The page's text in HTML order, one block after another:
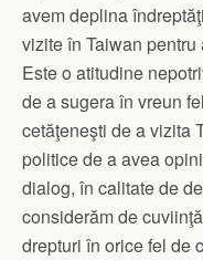
avem deplina
vizite în Taiwan
Este o atitudine
de a sugera în vreun
cetăţeneşti de a vizita
politice de a avea
dialog, în calitate de
considerăm de
drepturi în orice fel de